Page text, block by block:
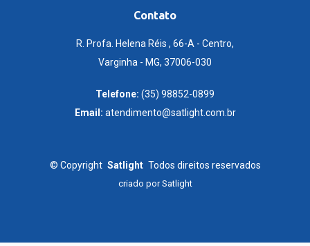
Contato
R. Profa. Helena Réis , 66-A - Centro,
Varginha - MG, 37006-030
Telefone: (35) 98852-0899
Email: atendimento@satlight.com.br
© Copyright Satlight Todos direitos reservados
criado porSatlight